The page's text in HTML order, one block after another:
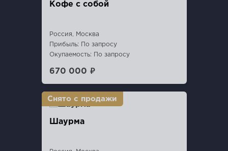
Кофе с собой
Россия, Москва
Прибыль: По запросу
Окупаемость: По запросу
670 000 ₽
Шаурма